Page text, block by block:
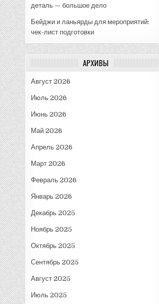
деталь — большое дело
Бейджи и ланьярды для мероприятий:
чек-лист подготовки
АРХИВЫ
Август 2026
Июль 2026
Июнь 2026
Май 2026
Апрель 2026
Март 2026
Февраль 2026
Январь 2026
Декабрь 2025
Ноябрь 2025
Октябрь 2025
Сентябрь 2025
Август 2025
Июль 2025